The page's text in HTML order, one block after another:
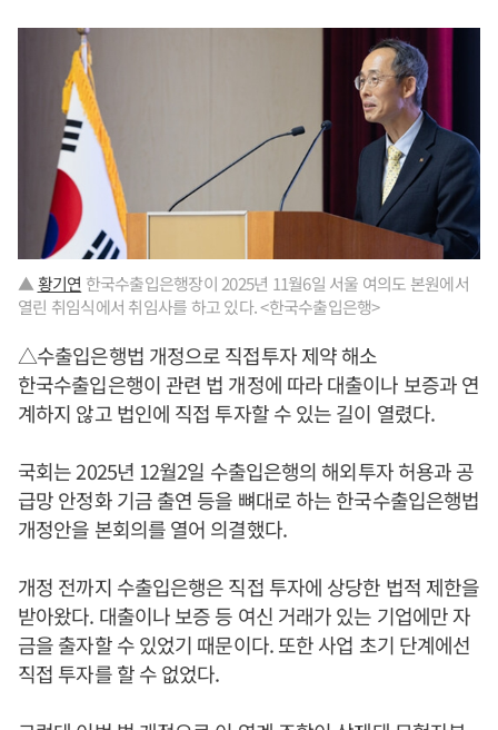
▲황기연 한국수출입은행장이 2025년 11월6일 서울 여의도 본원에서
열린 취임식에서 취임사를 하고 있다. <한국수출입은행>
△수출입은행법 개정으로 직접투자 제약 해소
한국수출입은행이 관련 법 개정에 따라 대출이나 보증과 연
계하지 않고 법인에 직접 투자할 수 있는 길이 열렸다.
국회는 2025년 12월2일 수출입은행의 해외투자 허용과 공
급망 안정화 기금 출연 등을 뼈대로 하는 한국수출입은행법
개정안을 본회의를 열어 의결했다.
개정 전까지 수출입은행은 직접 투자에 상당한 법적 제한을
받아왔다. 대출이나 보증 등 여신 거래가 있는 기업에만 자
금을 출자할 수 있었기 때문이다. 또한 사업 초기 단계에선
직접 투자를 할 수 없었다.